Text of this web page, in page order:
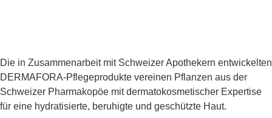
Die in Zusammenarbeit mit Schweizer Apothekern entwickelten
DERMAFORA-Pflegeprodukte vereinen Pflanzen aus der
Schweizer Pharmakopöe mit dermatokosmetischer Expertise
für eine hydratisierte, beruhigte und geschützte Haut.